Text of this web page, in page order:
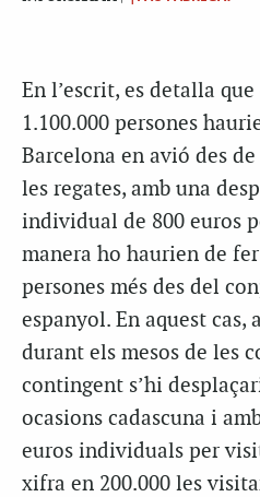
En l’escrit, es detalla
1.100.000 persones
Barcelona en avió des
les regates, amb una
individual de 800 euros
manera ho haurien de
persones més des del
espanyol. En aquest cas,
durant els mesos de les
contingent s’hi
ocasions cadascuna i
euros individuals per
xifra en 200.000 les